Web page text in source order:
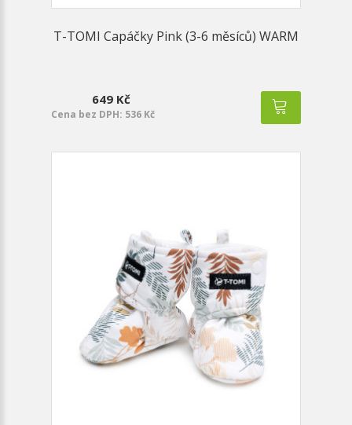
T-TOMI Capáčky Pink (3-6 měsíců) WARM
649 Kč
Cena bez DPH: 536 Kč